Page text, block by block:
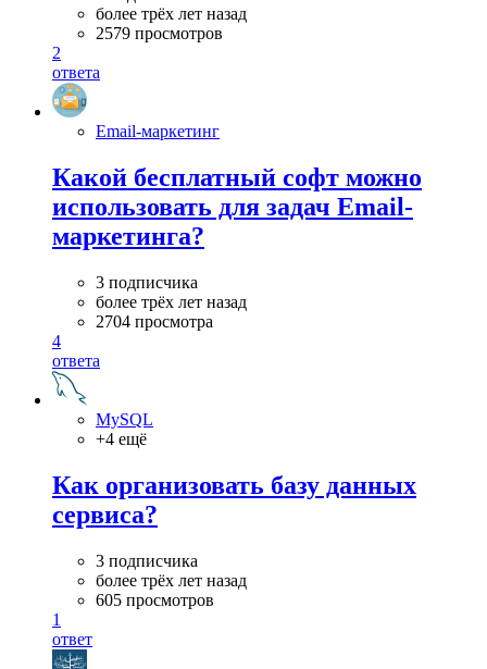
более трёх лет назад
2579 просмотров
2
ответа
Email-маркетинг
Какой бесплатный софт можно
использовать для задач Email-
маркетинга?
3 подписчика
более трёх лет назад
2704 просмотра
4
ответа
MySQL
+4 ещё
Как организовать базу данных
сервиса?
3 подписчика
более трёх лет назад
605 просмотров
1
ответ